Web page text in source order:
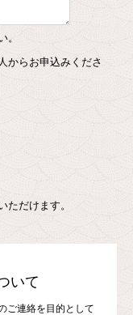
。
からお申込みくださ
ただけます。
いて
ご連絡を目的として